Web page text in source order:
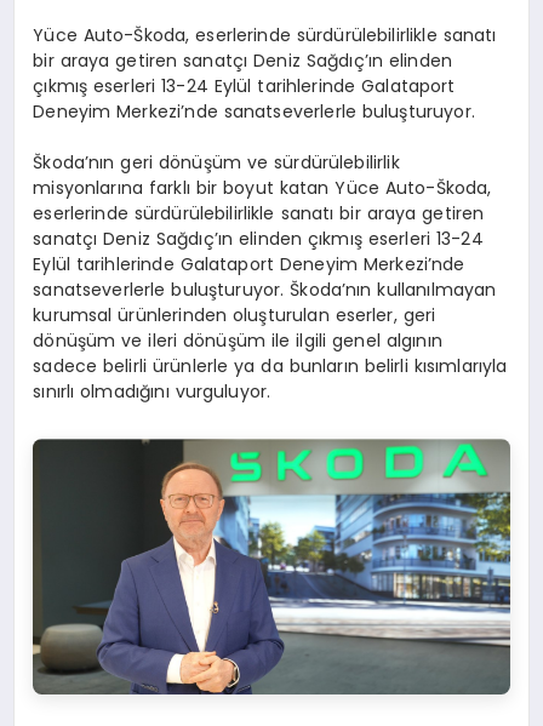
Yüce Auto-Škoda, eserlerinde sürdürülebilirlikle sanatı
bir araya getiren sanatçı Deniz Sağdıç’ın elinden
çıkmış eserleri 13-24 Eylül tarihlerinde Galataport
Deneyim Merkezi’nde sanatseverlerle buluşturuyor.
Škoda’nın geri dönüşüm ve sürdürülebilirlik
misyonlarına farklı bir boyut katan Yüce Auto-Škoda,
eserlerinde sürdürülebilirlikle sanatı bir araya getiren
sanatçı Deniz Sağdıç’ın elinden çıkmış eserleri 13-24
Eylül tarihlerinde Galataport Deneyim Merkezi’nde
sanatseverlerle buluşturuyor. Škoda’nın kullanılmayan
kurumsal ürünlerinden oluşturulan eserler, geri
dönüşüm ve ileri dönüşüm ile ilgili genel algının
sadece belirli ürünlerle ya da bunların belirli kısımlarıyla
sınırlı olmadığını vurguluyor.